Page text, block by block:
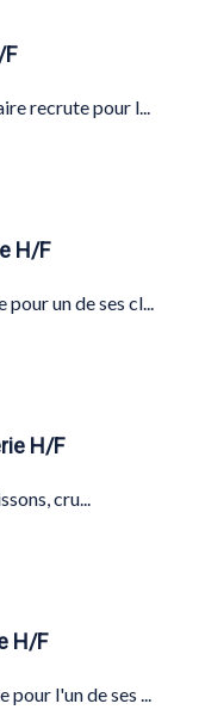
recrute pour l...
H/F
un de ses cl...
H/F
cru...
H/F
l'un de ses ...